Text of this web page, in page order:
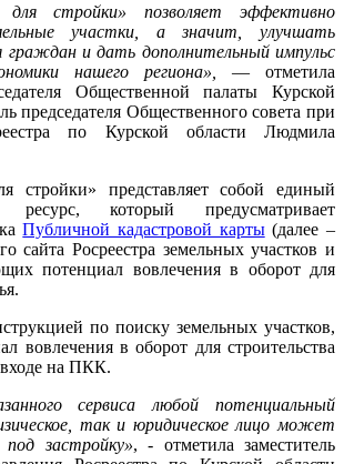
стройки» позволяет эффективно
участки, а значит, улучшать
и дать дополнительный импульс
нашего региона»,
— отметила
Общественной палаты Курской
председателя Общественного совета при
по Курской области Людмила
стройки» представляет собой единый
ресурс, который предусматривает
Публичной кадастровой карты(далее –
сайта Росреестра земельных участков и
потенциал вовлечения в оборот для
по поиску земельных участков,
вовлечения в оборот для строительства
на ПКК.
сервиса любой потенциальный
так и юридическое лицо может
застройку», - отметила заместитель